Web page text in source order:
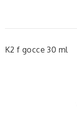
K2 f gocce 30 ml